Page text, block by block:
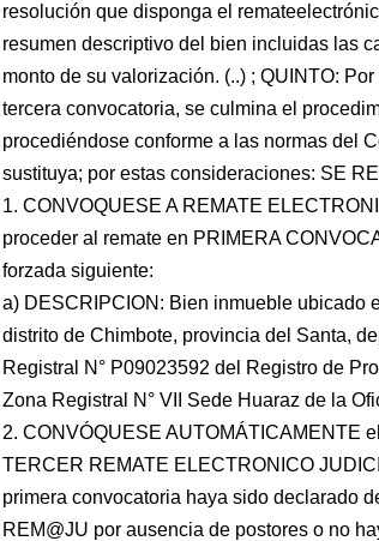
resolución que disponga el
resumen descriptivo del bien incluidas las
monto de su valorización. (..) ; QUINTO:
tercera convocatoria, se culmina el
procediéndose conforme a las normas del
sustituya; por estas consideraciones: SE
1. CONVOQUESE A REMATE
proceder al remate en PRIMERA
forzada siguiente:
a) DESCRIPCION: Bien inmueble ubicado
distrito de Chimbote, provincia del Santa,
Registral N° P09023592 del Registro de
Zona Registral N° VII Sede Huaraz de la
2. CONVÓQUESE AUTOMÁTICAMENTE
TERCER REMATE ELECTRONICO
primera convocatoria haya sido declarado
REM@JU por ausencia de postores o no